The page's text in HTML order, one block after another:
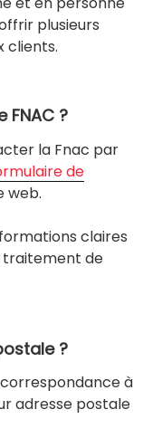
plusieurs
clients.
FNAC ?
la Fnac par
de
web.
claires
traitement de
?
à
adresse postale